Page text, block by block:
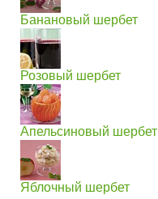
Банановый шербет
Розовый шербет
Апельсиновый шербет
Яблочный шербет